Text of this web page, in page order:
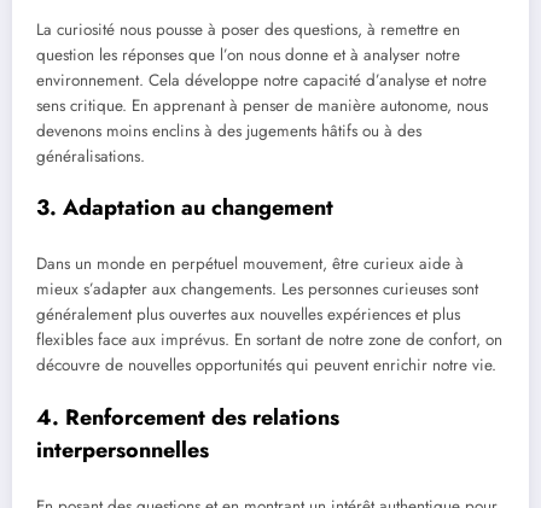
La curiosité nous pousse à poser des questions, à remettre en
question les réponses que l’on nous donne et à analyser notre
environnement. Cela développe notre capacité d’analyse et notre
sens critique. En apprenant à penser de manière autonome, nous
devenons moins enclins à des jugements hâtifs ou à des
généralisations.
3. Adaptation au changement
Dans un monde en perpétuel mouvement, être curieux aide à
mieux s’adapter aux changements. Les personnes curieuses sont
généralement plus ouvertes aux nouvelles expériences et plus
flexibles face aux imprévus. En sortant de notre zone de confort, on
découvre de nouvelles opportunités qui peuvent enrichir notre vie.
4. Renforcement des relations
interpersonnelles